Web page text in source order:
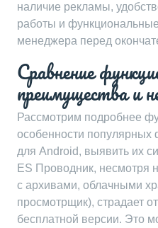
наличие рекламы,
работы и
менеджера перед
Сравнение
преимущества и
Рассмотрим подробнее
особенности
для Android, выявить их
ES Проводник, несмотря
с архивами, облачными
просмотрщик), страдает
бесплатной версии. Это